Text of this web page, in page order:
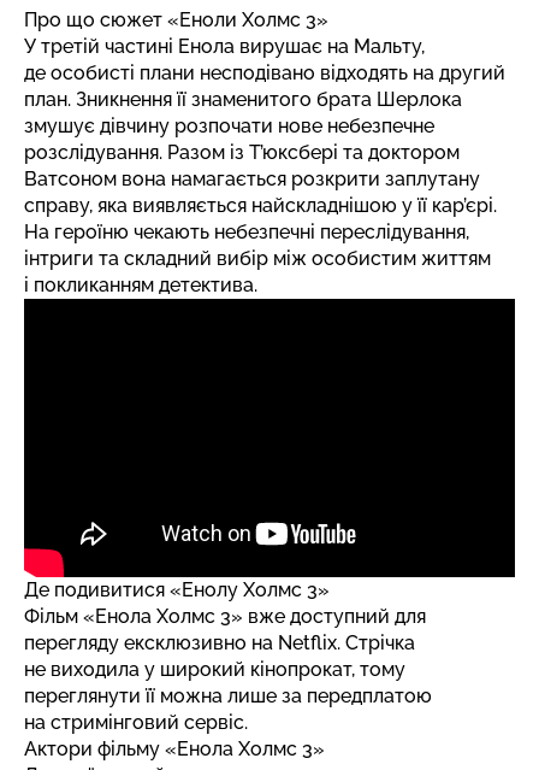
Про що сюжет «Еноли Холмс 3»
У третій частині Енола вирушає на Мальту,
де особисті плани несподівано відходять на другий
план. Зникнення її знаменитого брата Шерлока
змушує дівчину розпочати нове небезпечне
розслідування. Разом із Т’юксбері та доктором
Ватсоном вона намагається розкрити заплутану
справу, яка виявляється найскладнішою у її кар’єрі.
На героїню чекають небезпечні переслідування,
інтриги та складний вибір між особистим життям
і покликанням детектива.
Де подивитися «Енолу Холмс 3»
Фільм «Енола Холмс 3» вже доступний для
перегляду ексклюзивно на Netflix. Стрічка
не виходила у широкий кінопрокат, тому
переглянути її можна лише за передплатою
на стримінговий сервіс.
Актори фільму «Енола Холмс 3»